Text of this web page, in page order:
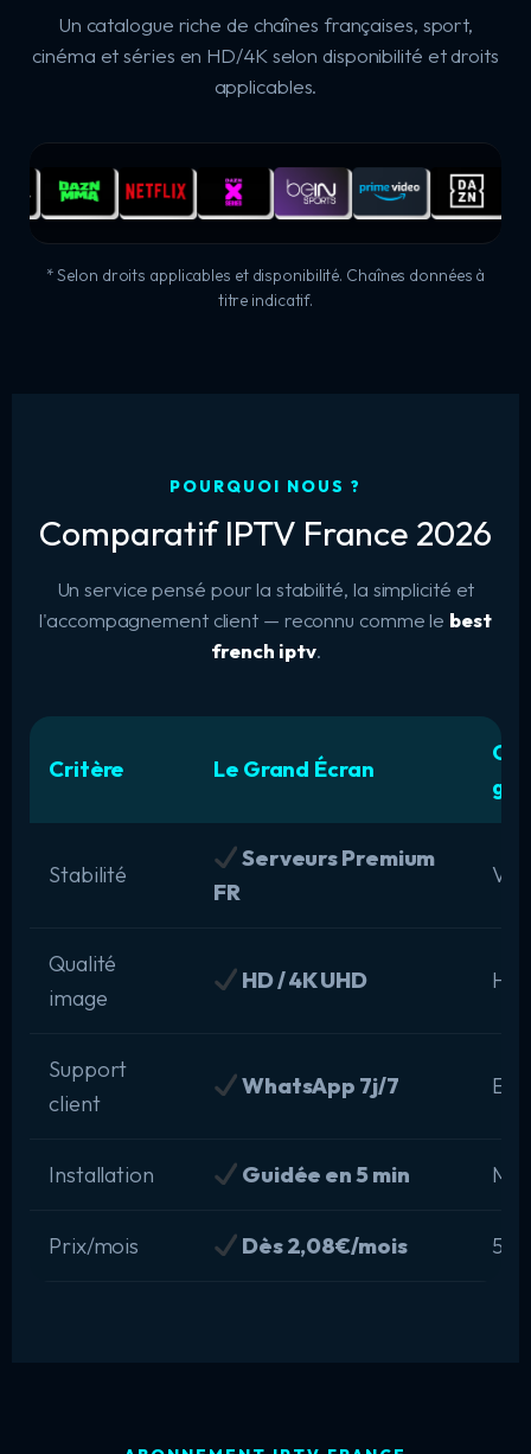
Un catalogue riche de chaînes françaises, sport,
cinéma et séries en HD/4K selon disponibilité et droits
applicables.
* Selon droits applicables et disponibilité. Chaînes données à
titre indicatif.
POURQUOI NOUS ?
Comparatif IPTV France 2026
Un service pensé pour la stabilité, la simplicité et
l'accompagnement client — reconnu comme le best
french iptv.
Critère Le Grand Écran
Stabilité
Serveurs Premium
FR
Qualité
image
HD / 4K UHD HD
Support
client
WhatsApp 7j/7
Installation Guidée en 5 min
Prix/mois Dès 2,08€/mois 5-